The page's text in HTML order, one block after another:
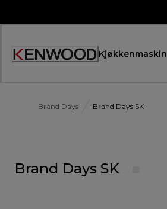
Kjøkkenmaskin
Brand Days Brand Days SK
Brand Days SK